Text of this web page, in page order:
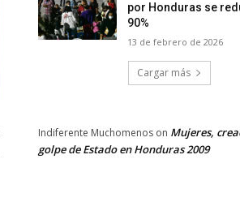
por Honduras se
90%
13 de febrero de 2026
Cargar más
Indiferente Muchomenos on Mujeres,
golpe de Estado en Honduras 2009